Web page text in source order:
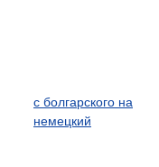
с болгарского на
немецкий